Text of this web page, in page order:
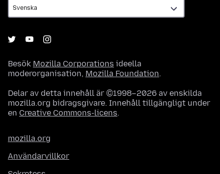
Besök Mozilla Corporations ideella
moderorganisation, Mozilla Foundation.
Delar av detta innehåll är ©1998–2026 av enskilda
mozilla.org bidragsgivare. Innehåll tillgängligt under
en Creative Commons-licens.
mozilla.org
Användarvillkor